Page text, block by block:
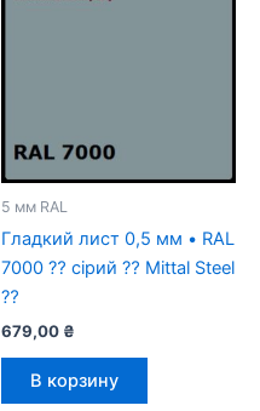
5 мм RAL
Гладкий лист 0,5 мм • RAL
7000 ⁇ сірий ⁇ Mittal Steel
⁇
679,00 ₴
В корзину